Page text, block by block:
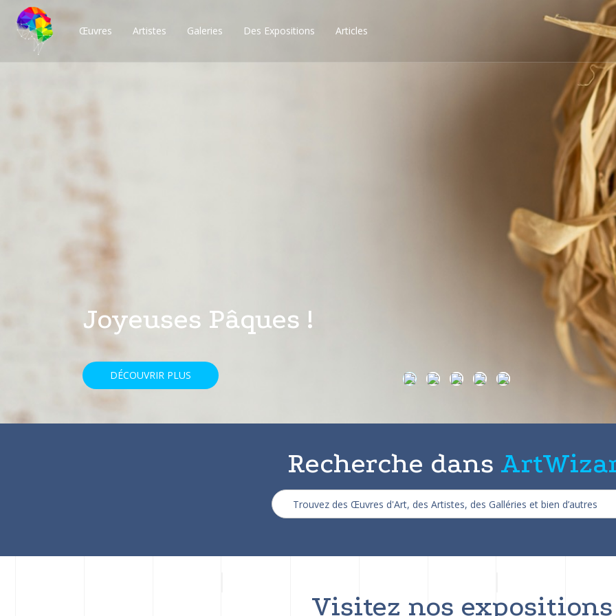
Œuvres Artistes Galeries Des Expositions Articles
Des milliers de possibilités, obtenez les
avec une réduction de 25%
DÉCOUVRIR PLUS
Recherche dans
Visitez nos expositions